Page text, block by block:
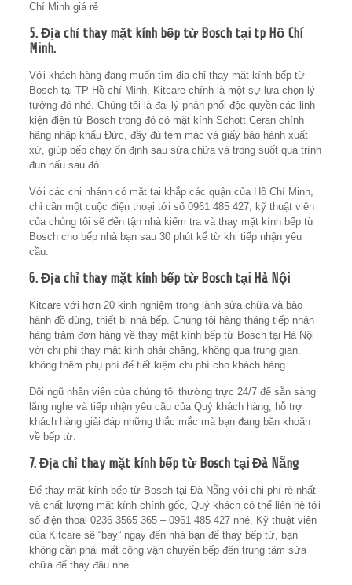
Chí Minh giá rẻ
5. Địa chỉ thay mặt kính bếp từ Bosch tại tp Hồ Chí
Minh.
Với khách hàng đang muốn tìm địa chỉ thay mặt kính bếp từ
Bosch tại TP Hồ chí Minh, Kitcare chính là một sự lựa chọn lý
tưởng đó nhé. Chúng tôi là đại lý phân phối độc quyền các linh
kiện điện tử Bosch trong đó có mặt kính Schott Ceran chính
hãng nhập khẩu Đức, đầy đủ tem mác và giấy bảo hành xuất
xứ, giúp bếp chạy ổn định sau sửa chữa và trong suốt quá trình
đun nấu sau đó.
Với các chi nhánh có mặt tại khắp các quận của Hồ Chí Minh,
chỉ cần một cuộc điện thoại tới số 0961 485 427, kỹ thuật viên
của chúng tôi sẽ đến tận nhà kiểm tra và thay mặt kính bếp từ
Bosch cho bếp nhà bạn sau 30 phút kể từ khi tiếp nhận yêu
cầu.
6. Địa chỉ thay mặt kính bếp từ Bosch tại Hà Nội
Kitcare với hơn 20 kinh nghiệm trong lành sửa chữa và bảo
hành đồ dùng, thiết bị nhà bếp. Chúng tôi hàng tháng tiếp nhận
hàng trăm đơn hàng về thay mặt kính bếp từ Bosch tại Hà Nội
với chi phí thay mặt kính phải chăng, không qua trung gian,
không thêm phụ phí để tiết kiệm chi phí cho khách hàng.
Đội ngũ nhân viên của chúng tôi thường trực 24/7 để sẵn sàng
lắng nghe và tiếp nhận yêu cầu của Quý khách hàng, hỗ trợ
khách hàng giải đáp những thắc mắc mà bạn đang băn khoăn
về bếp từ.
7. Địa chỉ thay mặt kính bếp từ Bosch tại Đà Nẵng
Để thay mặt kính bếp từ Bosch tại Đà Nẵng với chi phí rẻ nhất
và chất lượng mặt kính chính gốc, Quý khách có thể liên hệ tới
số điện thoại 0236 3565 365‬ – 0961 485 427 nhé. Kỹ thuật viên
của Kitcare sẽ “bay” ngay đến nhà bạn để thay bếp từ, bạn
không cần phải mất công vận chuyển bếp đến trung tâm sửa
chữa để thay đâu nhé.